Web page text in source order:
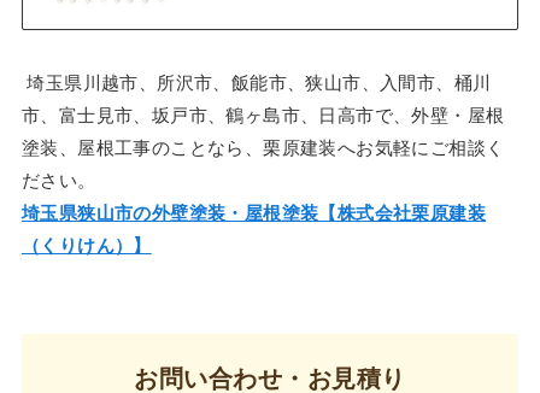
埼玉県川越市、所沢市、飯能市、狭山市、入間市、桶川
市、富士見市、坂戸市、鶴ヶ島市、日高市で、外壁・屋根
塗装、屋根工事のことなら、栗原建装へお気軽にご相談く
ださい。
埼玉県狭山市の外壁塗装・屋根塗装【株式会社栗原建装
（くりけん）】
お問い合わせ・お見積り